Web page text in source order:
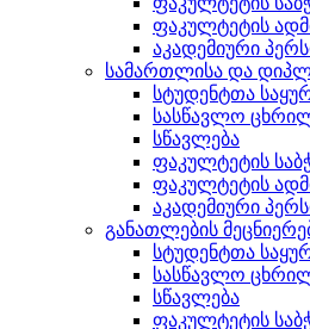
ფაკულტეტის
აკადემიური
სამართლისა და
სტუდენტთა
სასწავლო
სწავლება
ფაკულტეტის
ფაკულტეტის
აკადემიური
განათლების
სტუდენტთა
სასწავლო
სწავლება
ფაკულტეტის